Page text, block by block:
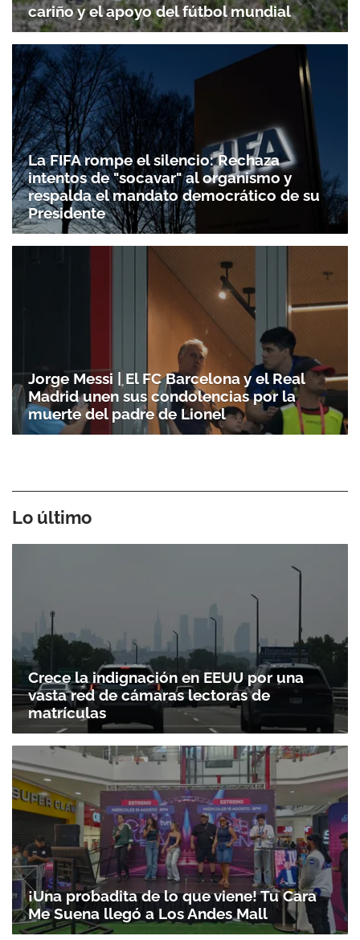
cariño y el apoyo del fútbol mundial
La FIFA rompe el silencio: Rechaza
intentos de "socavar" al organismo y
respalda el mandato democrático de su
Presidente
Jorge Messi | El FC Barcelona y el Real
Madrid unen sus condolencias por la
muerte del padre de Lionel
Lo último
Crece la indignación en EEUU por una
vasta red de cámaras lectoras de
matrículas
¡Una probadita de lo que viene! Tu Cara
Me Suena llegó a Los Andes Mall